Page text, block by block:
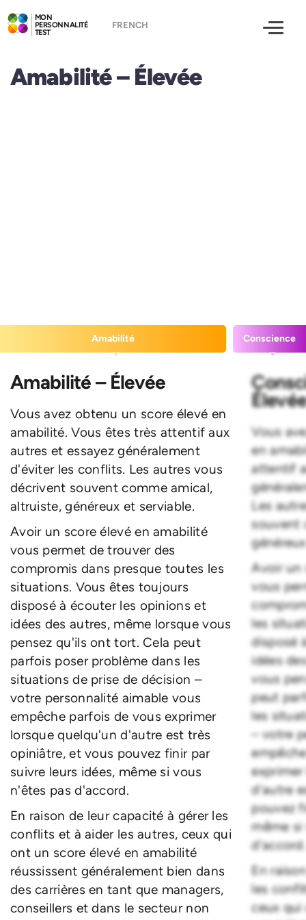
MON
PERSONNALITÉ
TEST
Amabilité – Élevée
Amabilité Conscience
Amabilité – Élevée
Vous avez obtenu un score élevé en
amabilité. Vous êtes très attentif aux
autres et essayez généralement
d'éviter les conflits. Les autres vous
décrivent souvent comme amical,
altruiste, généreux et serviable.
Avoir un score élevé en amabilité
vous permet de trouver des
compromis dans presque toutes les
situations. Vous êtes toujours
disposé à écouter les opinions et
idées des autres, même lorsque vous
pensez qu'ils ont tort. Cela peut
parfois poser problème dans les
situations de prise de décision –
votre personnalité aimable vous
empêche parfois de vous exprimer
lorsque quelqu'un d'autre est très
opiniâtre, et vous pouvez finir par
suivre leurs idées, même si vous
n'êtes pas d'accord.
En raison de leur capacité à gérer les
conflits et à aider les autres, ceux qui
ont un score élevé en amabilité
réussissent généralement bien dans
des carrières en tant que managers,
conseillers et dans le secteur non
Vous
en
attentif
Les
souvent
Avoir un
vous
les
disposé
idées
vous
peut
les
– votre
d'autre
pouvez
même
d'accord.
En
les
ceux qui